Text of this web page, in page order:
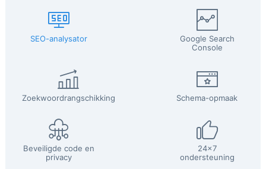
SEO-analysator
Google Search
Console
Zoekwoordrangschikking Schema-opmaak
Beveiligde code en
privacy
24x7
ondersteuning